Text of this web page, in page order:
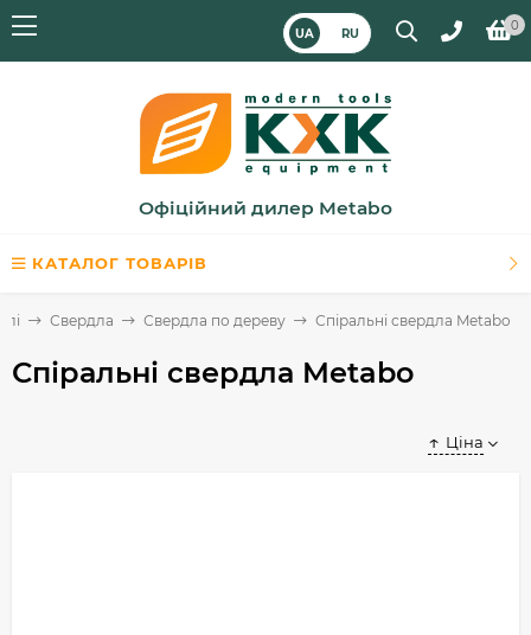
UA RU
0
Офіційний дилер Metabo
КАТАЛОГ ТОВАРІВ
Свердла Свердла по дереву Спіральні свердла Metabo
Спіральні свердла Metabo
Ціна